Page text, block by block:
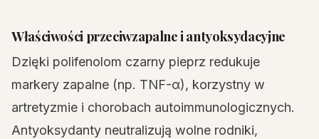
Właściwości przeciwzapalne i antyoksydacyjne
Dzięki polifenolom czarny pieprz redukuje
markery zapalne (np. TNF-α), korzystny w
artretyzmie i chorobach autoimmunologicznych.
Antyoksydanty neutralizują wolne rodniki,